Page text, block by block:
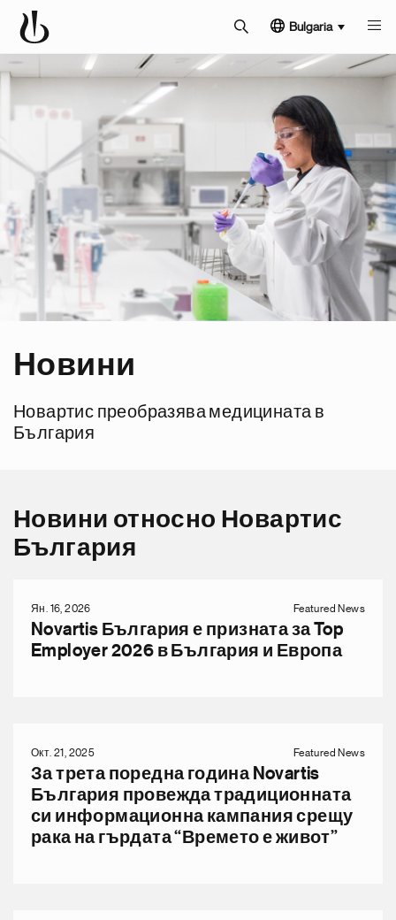
Bulgaria
Новини
Новартис преобразява медицината в
България
Новини относно Новартис
България
Ян. 16, 2026 Featured News
Novartis България е призната за Top
Employer 2026 в България и Европа
Окт. 21, 2025 Featured News
За трета поредна година Novartis
България провежда традиционната
си информационна кампания срещу
рака на гърдата “Времето е живот”